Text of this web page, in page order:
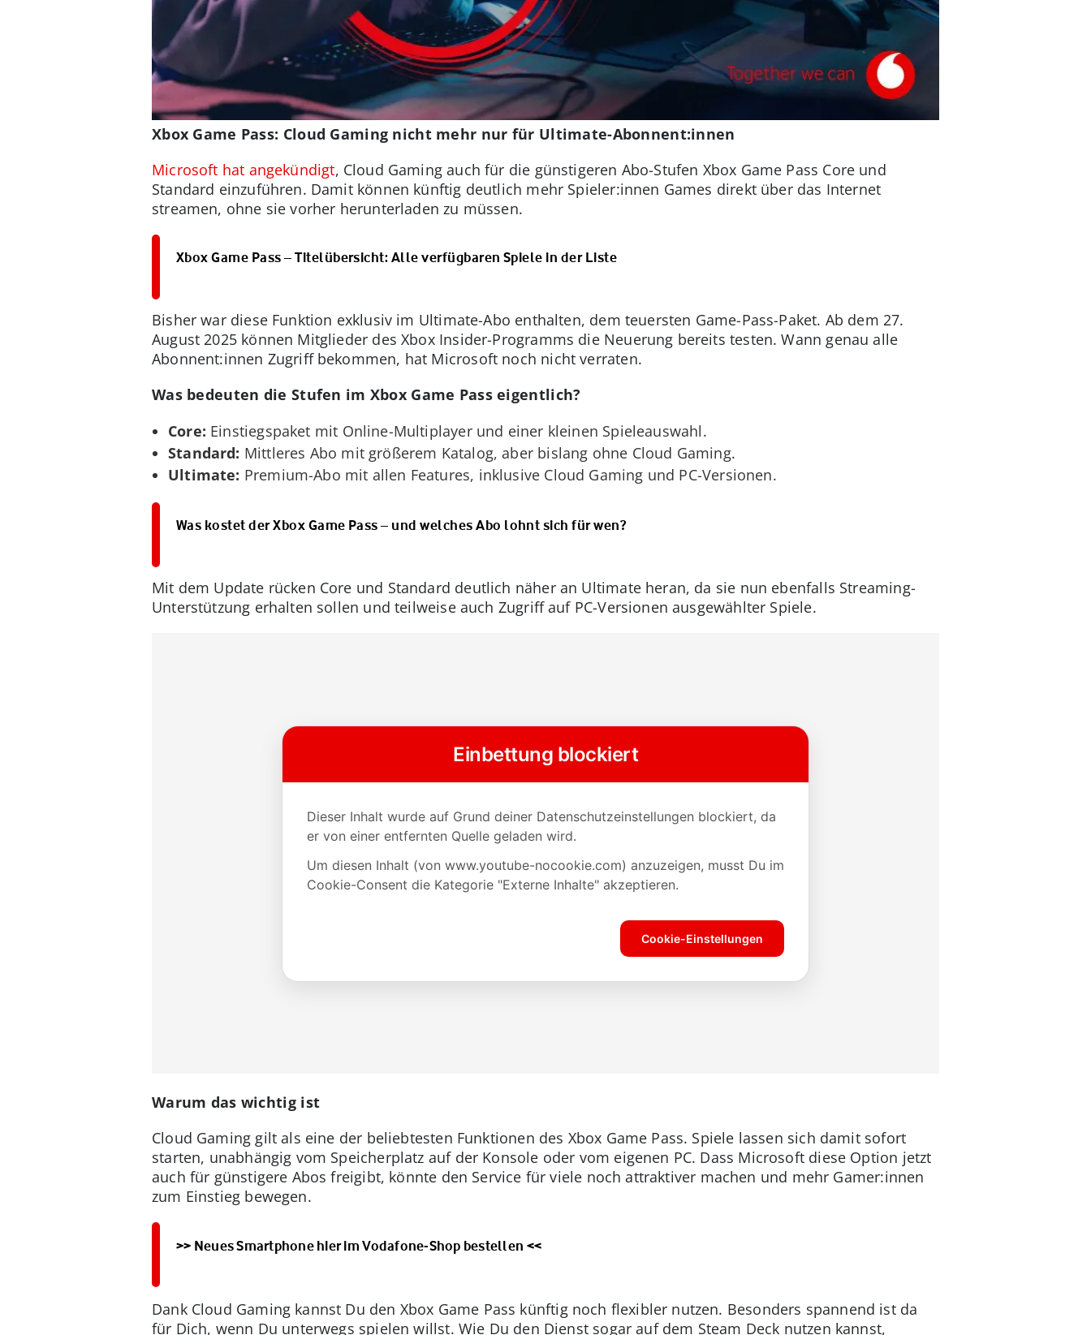
Xbox Game Pass: Cloud Gaming nicht mehr nur für Ultimate-Abonnent:innen
Microsoft hat angekündigt, Cloud Gaming auch für die günstigeren Abo-Stufen Xbox Game Pass Core und
Standard einzuführen. Damit können künftig deutlich mehr Spieler:innen Games direkt über das Internet
streamen, ohne sie vorher herunterladen zu müssen.
Xbox Game Pass – Titelübersicht: Alle verfügbaren Spiele in der Liste
Bisher war diese Funktion exklusiv im Ultimate-Abo enthalten, dem teuersten Game-Pass-Paket. Ab dem 27.
August 2025 können Mitglieder des Xbox Insider-Programms die Neuerung bereits testen. Wann genau alle
Abonnent:innen Zugriff bekommen, hat Microsoft noch nicht verraten.
Was bedeuten die Stufen im Xbox Game Pass eigentlich?
Core: Einstiegspaket mit Online-Multiplayer und einer kleinen Spieleauswahl.
Standard: Mittleres Abo mit größerem Katalog, aber bislang ohne Cloud Gaming.
Ultimate: Premium-Abo mit allen Features, inklusive Cloud Gaming und PC-Versionen.
Was kostet der Xbox Game Pass – und welches Abo lohnt sich für wen?
Mit dem Update rücken Core und Standard deutlich näher an Ultimate heran, da sie nun ebenfalls Streaming-
Unterstützung erhalten sollen und teilweise auch Zugriff auf PC-Versionen ausgewählter Spiele.
Warum das wichtig ist
Cloud Gaming gilt als eine der beliebtesten Funktionen des Xbox Game Pass. Spiele lassen sich damit sofort
starten, unabhängig vom Speicherplatz auf der Konsole oder vom eigenen PC. Dass Microsoft diese Option jetzt
auch für günstigere Abos freigibt, könnte den Service für viele noch attraktiver machen und mehr Gamer:innen
zum Einstieg bewegen.
>> Neues Smartphone hier im Vodafone-Shop bestellen <<
Dank Cloud Gaming kannst Du den Xbox Game Pass künftig noch flexibler nutzen. Besonders spannend ist da
für Dich, wenn Du unterwegs spielen willst. Wie Du den Dienst sogar auf dem Steam Deck nutzen kannst,